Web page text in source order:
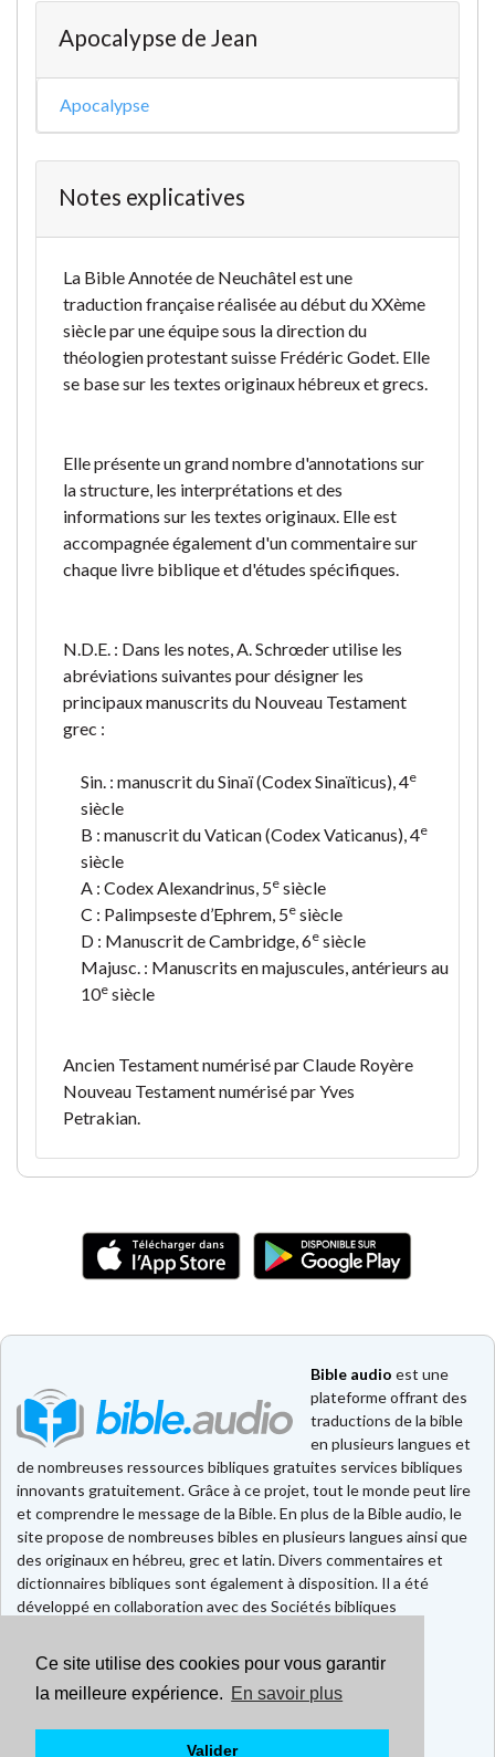
Ce site utilise des cookies pour vous garantir
la meilleure expérience. En savoir plus
Valider
Apocalypse de Jean
Apocalypse
Notes explicatives
La Bible Annotée de Neuchâtel est une
traduction française réalisée au début du XXème
siècle par une équipe sous la direction du
théologien protestant suisse Frédéric Godet. Elle
se base sur les textes originaux hébreux et grecs.
Elle présente un grand nombre d'annotations sur
la structure, les interprétations et des
informations sur les textes originaux. Elle est
accompagnée également d'un commentaire sur
chaque livre biblique et d'études spécifiques.
N.D.E. : Dans les notes, A. Schrœder utilise les
abréviations suivantes pour désigner les
principaux manuscrits du Nouveau Testament
grec :
Sin. : manuscrit du Sinaï (Codex Sinaïticus), 4e
siècle
B : manuscrit du Vatican (Codex Vaticanus), 4e
siècle
A : Codex Alexandrinus, 5e siècle
C : Palimpseste d’Ephrem, 5e siècle
D : Manuscrit de Cambridge, 6e siècle
Majusc. : Manuscrits en majuscules, antérieurs au
10e siècle
Ancien Testament numérisé par Claude Royère
Nouveau Testament numérisé par Yves
Petrakian.
Bible audio est une
plateforme offrant des
traductions de la bible
en plusieurs langues et
de nombreuses ressources bibliques gratuites services bibliques
innovants gratuitement. Grâce à ce projet, tout le monde peut lire
et comprendre le message de la Bible. En plus de la Bible audio, le
site propose de nombreuses bibles en plusieurs langues ainsi que
des originaux en hébreu, grec et latin. Divers commentaires et
dictionnaires bibliques sont également à disposition. Il a été
développé en collaboration avec des Sociétés bibliques
Faire un don
Contact